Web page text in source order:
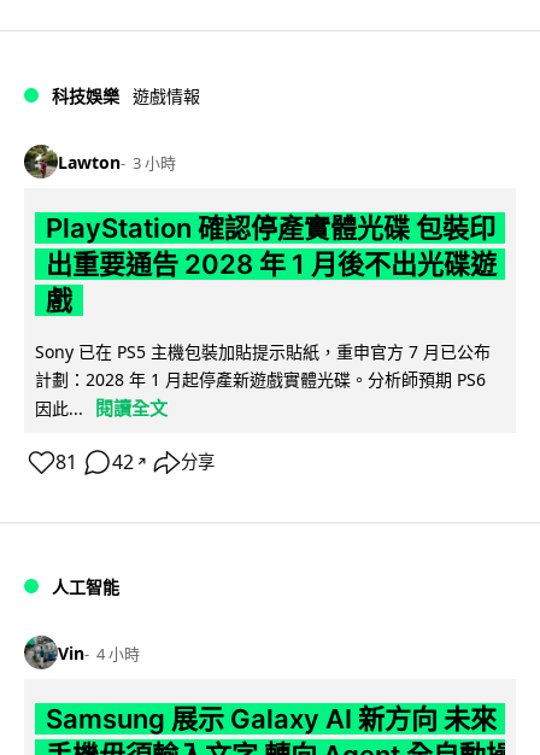
科技娛樂 遊戲情報
Lawton 3 小時
PlayStation 確認停產實體光碟 包裝印
出重要通告 2028 年 1 月後不出光碟遊
戲
Sony 已在 PS5 主機包裝加貼提示貼紙，重申官方 7 月已公布
計劃：2028 年 1 月起停產新遊戲實體光碟。分析師預期 PS6
因此...
閱讀全文
81 42 ↗ 分享
人工智能
Vin 4 小時
Samsung 展示 Galaxy AI 新方向 未來